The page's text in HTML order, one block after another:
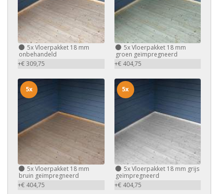
5xVloerpakket 18 mm
onbehandeld
+€ 309,75
5xVloerpakket 18 mm
groen geïmpregneerd
+€ 404,75
5xVloerpakket 18 mm
bruin geïmpregneerd
+€ 404,75
5x
5xVloerpakket 18 mm grijs
geïmpregneerd
+€ 404,75
5x